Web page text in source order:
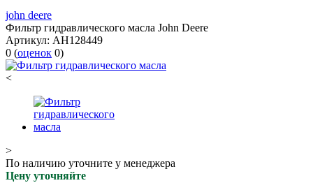
john deere
Фильтр гидравлического масла John Deere
Артикул: AH128449
0 (оценок 0)
<
>
По наличию уточните у менеджера
Цену уточняйте